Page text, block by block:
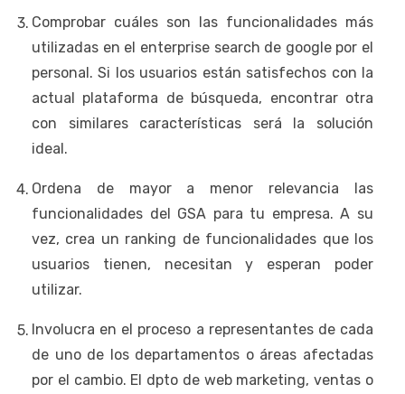
Comprobar cuáles son las funcionalidades más
utilizadas en el enterprise search de google por el
personal. Si los usuarios están satisfechos con la
actual plataforma de búsqueda, encontrar otra
con similares características será la solución
ideal.
Ordena de mayor a menor relevancia las
funcionalidades del GSA para tu empresa. A su
vez, crea un ranking de funcionalidades que los
usuarios tienen, necesitan y esperan poder
utilizar.
Involucra en el proceso a representantes de cada
de uno de los departamentos o áreas afectadas
por el cambio. El dpto de web marketing, ventas o